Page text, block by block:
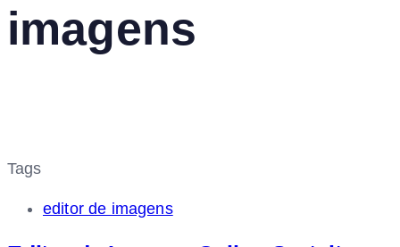
imagens
Tags
editor de imagens